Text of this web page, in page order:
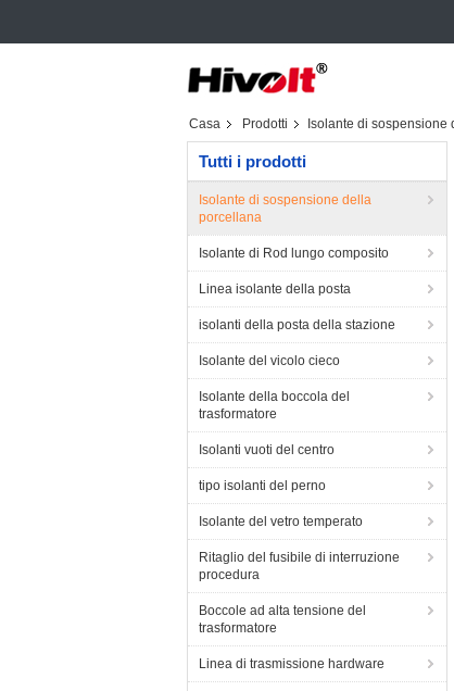
Casa Prodotti Isolante di sospensione
Tutti i prodotti
Isolante di sospensione della
porcellana
Isolante di Rod lungo composito
Linea isolante della posta
isolanti della posta della stazione
Isolante del vicolo cieco
Isolante della boccola del
trasformatore
Isolanti vuoti del centro
tipo isolanti del perno
Isolante del vetro temperato
Ritaglio del fusibile di interruzione
procedura
Boccole ad alta tensione del
trasformatore
Linea di trasmissione hardware